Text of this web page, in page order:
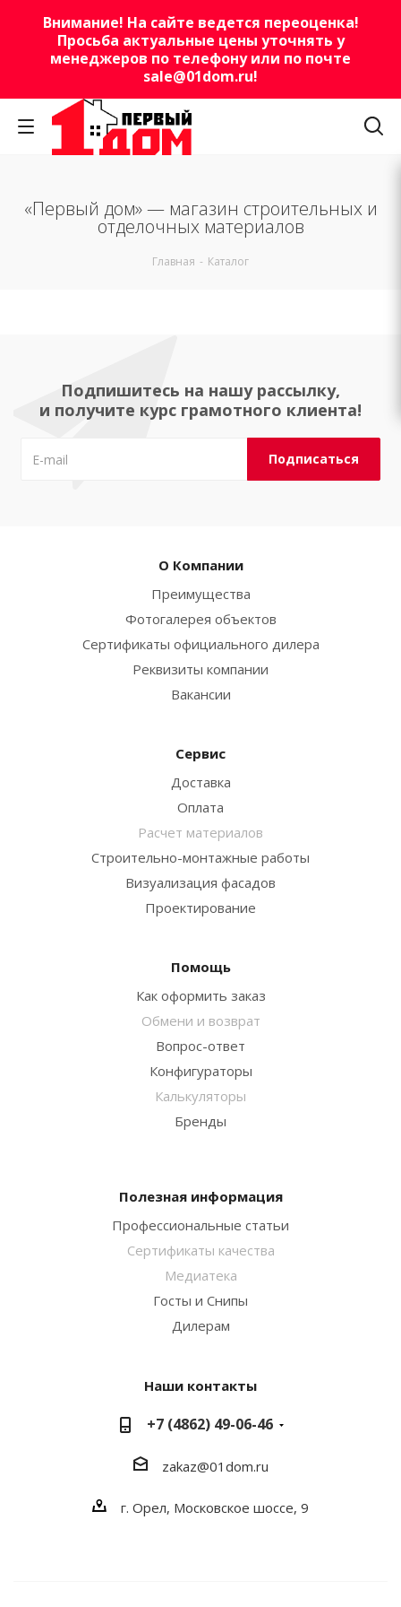
Внимание! На сайте ведется переоценка!
Просьба актуальные цены уточнять у
менеджеров по телефону или по почте
sale@01dom.ru!
«Первый дом» — магазин строительных и
отделочных материалов
Главная - Каталог
Подпишитесь на нашу рассылку,
и получите курс грамотного клиента!
О Компании
Преимущества
Фотогалерея объектов
Сертификаты официального дилера
Реквизиты компании
Вакансии
Сервис
Доставка
Оплата
Расчет материалов
Строительно-монтажные работы
Визуализация фасадов
Проектирование
Помощь
Как оформить заказ
Обмени и возврат
Вопрос-ответ
Конфигураторы
Калькуляторы
Бренды
Полезная информация
Профессиональные статьи
Сертификаты качества
Медиатека
Госты и Снипы
Дилерам
Наши контакты
+7 (4862) 49-06-46
zakaz@01dom.ru
г. Орел, Московское шоссе, 9